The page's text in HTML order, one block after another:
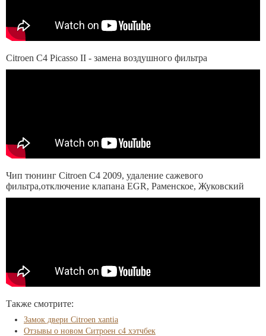
Citroen C4 Picasso II - замена воздушного фильтра
Чип тюнинг Citroen C4 2009, удаление сажевого
фильтра,отключение клапана EGR, Раменское, Жуковский
Также смотрите:
Замок двери Citroen xantia
Отзывы о новом Ситроен с4 хэтчбек